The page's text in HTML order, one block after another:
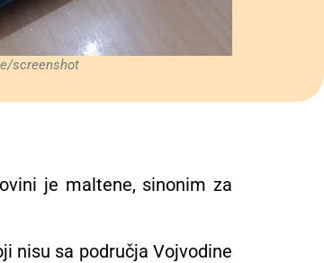
screenshot
je maltene, sinonim za
nisu sa područja Vojvodine